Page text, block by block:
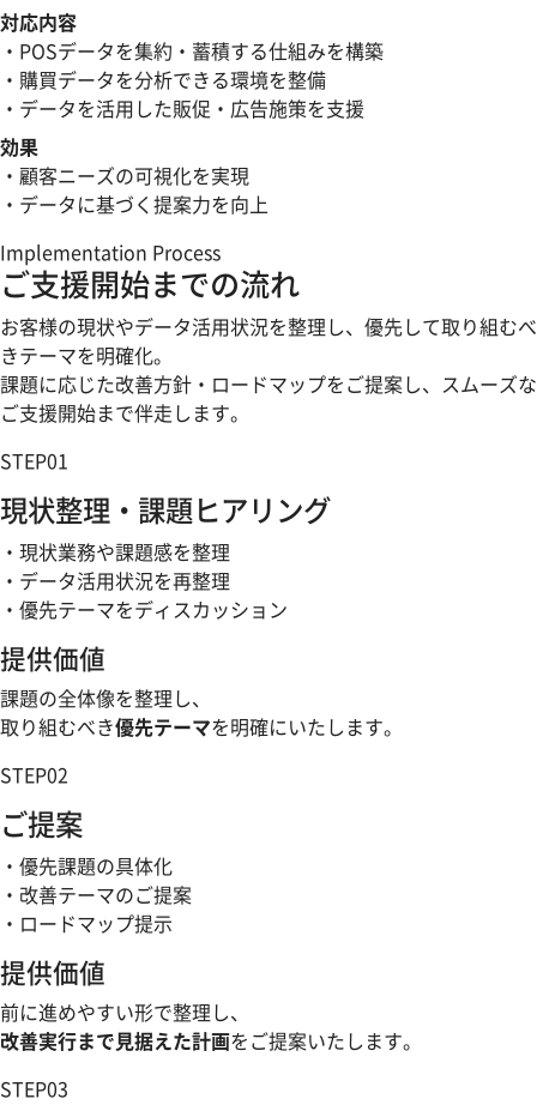
対応内容
・POSデータを集約・蓄積する仕組みを構築
・購買データを分析できる環境を整備
・データを活用した販促・広告施策を支援
効果
・顧客ニーズの可視化を実現
・データに基づく提案力を向上
Implementation Process
ご支援開始までの流れ
お客様の現状やデータ活用状況を整理し、優先して取り組むべ
きテーマを明確化。
課題に応じた改善方針・ロードマップをご提案し、スムーズな
ご支援開始まで伴走します。
STEP01
現状整理・課題ヒアリング
・現状業務や課題感を整理
・データ活用状況を再整理
・優先テーマをディスカッション
提供価値
課題の全体像を整理し、
取り組むべき優先テーマを明確にいたします。
STEP02
ご提案
・優先課題の具体化
・改善テーマのご提案
・ロードマップ提示
提供価値
前に進めやすい形で整理し、
改善実行まで見据えた計画をご提案いたします。
STEP03